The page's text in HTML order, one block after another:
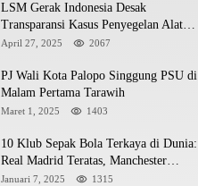
LSM Gerak Indonesia Desak
Transparansi Kasus Penyegelan Alat
Berat di Jetty PT Kasmar 2
April 27, 2025 2067
PJ Wali Kota Palopo Singgung PSU di
Malam Pertama Tarawih
Maret 1, 2025 1403
10 Klub Sepak Bola Terkaya di Dunia:
Real Madrid Teratas, Manchester
United Mengejar!
Januari 7, 2025 1315